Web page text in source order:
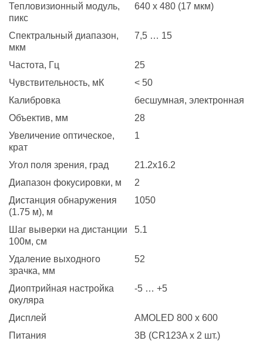
Тепловизионный модуль,
пикс
640 x 480 (17 мкм)
Спектральный диапазон,
мкм
7,5 … 15
Частота, Гц
25
Чувствительность, мК
< 50
Калибровка
бесшумная, электронная
Объектив, мм
28
Увеличение оптическое,
крат
1
Угол поля зрения, град
21.2x16.2
Диапазон фокусировки, м
2
Дистанция обнаружения
(1.75 м), м
1050
Шаг выверки на дистанции
100м, см
5.1
Удаление выходного
зрачка, мм
52
Диоптрийная настройка
окуляра
-5 … +5
Дисплей
AMOLED 800 x 600
Питания
3В (CR123A x 2 шт.)